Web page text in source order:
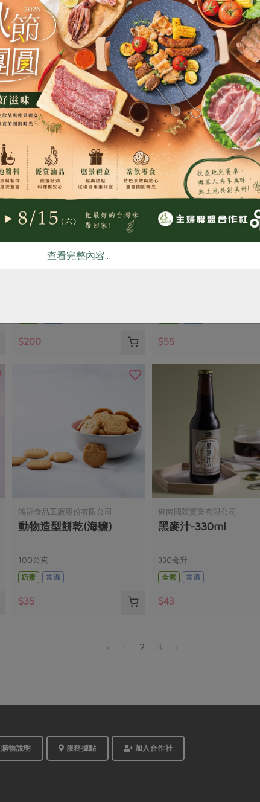
紫蘇梅果凍(豐喜)-130g
130公克
全素
常溫
$20
黃梅吸凍(豐喜)-220g
220公克
全素
常溫
$32
新藻實業有限公司
$200 $55
鴻福食品工廠股份有限公司
動物造型餅乾(海鹽)
100公克
奶素
常溫
$35
東南國際實業有限公司
黑麥汁-330ml
330毫升
全素
常溫
$43
‹ 1 2 3 ›
購物說明 服務據點 加入合作社
食譜 減硝酸鹽 雞蛋 食安 共同購買
查看完整內容..